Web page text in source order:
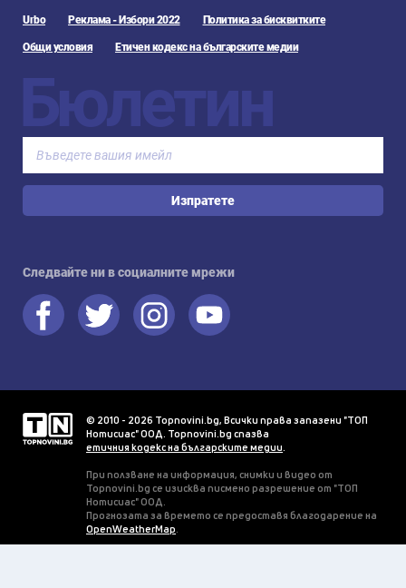
Urbo Реклама - Избори 2022 Политика за бисквитките
Общи условия Етичен кодекс на българските медии
Бюлетин
Изпратете
Следвайте ни в социалните мрежи
© 2010 - 2026 Topnovini.bg, Всички права запазени "ТОП
Нотисиас" ООД. Topnovini.bg спазва
етичния кодекс на българските медии
При ползване на информация, снимки и видео от
Topnovini.bg се изисква писмено разрешение от "ТОП
Нотисиас" ООД.
Прогнозата за времето се предоставя благодарение на
OpenWeatherMap